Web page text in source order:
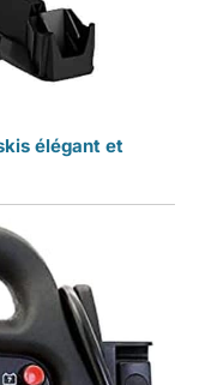
élégant et